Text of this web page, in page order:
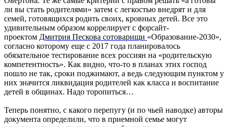
ли вы стать родителями» затем с легкостью внедрят и для
семей, готовящихся родить своих, кровных детей. Все это
удивительным образом коррелирует с форсайт-
проектом Дмитрия Пескова сотоварищи «Образование-2030»,
согласно которому еще с 2017 года планировалось
обязательное тестирование всех россиян на «родительскую
компетентность». Как видно, что-то в планах этих господ
пошло не так, сроки поджимают, а ведь следующим пунктом у
них значится ликвидация родителей как класса и воспитание
детей в общинах. Надо торопиться…
Теперь понятно, с какого перепугу (и по чьей наводке) авторы
документа определили, что в приемной семье могут